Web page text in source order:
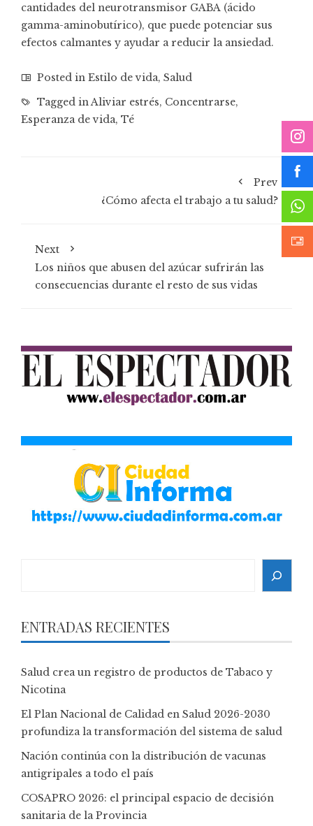
cantidades del neurotransmisor GABA (ácido
gamma-aminobutírico), que puede potenciar sus
efectos calmantes y ayudar a reducir la ansiedad.
Posted in Estilo de vida, Salud
Tagged inAliviar estrés, Concentrarse,
Esperanza de vida, Té
Prev
¿Cómo afecta el trabajo a tu salud?
Next
Los niños que abusen del azúcar sufrirán las
consecuencias durante el resto de sus vidas
ENTRADAS RECIENTES
Salud crea un registro de productos de Tabaco y
Nicotina
El Plan Nacional de Calidad en Salud 2026-2030
profundiza la transformación del sistema de salud
Nación continúa con la distribución de vacunas
antigripales a todo el país
COSAPRO 2026: el principal espacio de decisión
sanitaria de la Provincia